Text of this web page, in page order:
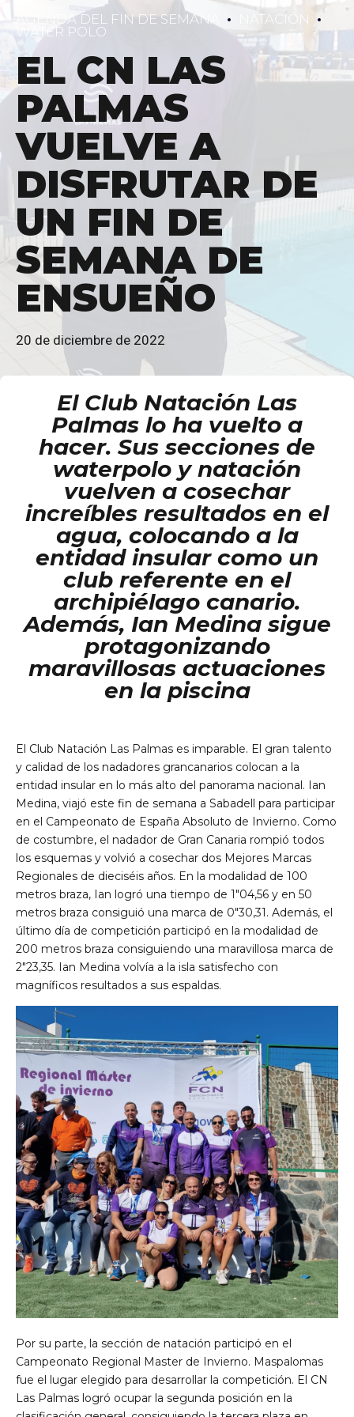
AGENDA DEL FIN DE SEMANA
NATACIÓN
WATER POLO
EL CN LAS
PALMAS
VUELVE A
DISFRUTAR DE
UN FIN DE
SEMANA DE
ENSUEÑO
20 de diciembre de 2022
El Club Natación Las
Palmas lo ha vuelto a
hacer. Sus secciones de
waterpolo y natación
vuelven a cosechar
increíbles resultados en el
agua, colocando a la
entidad insular como un
club referente en el
archipiélago canario.
Además, Ian Medina sigue
protagonizando
maravillosas actuaciones
en la piscina
El Club Natación Las Palmas es imparable. El gran talento
y calidad de los nadadores grancanarios colocan a la
entidad insular en lo más alto del panorama nacional. Ian
Medina, viajó este fin de semana a Sabadell para participar
en el Campeonato de España Absoluto de Invierno. Como
de costumbre, el nadador de Gran Canaria rompió todos
los esquemas y volvió a cosechar dos Mejores Marcas
Regionales de dieciséis años. En la modalidad de 100
metros braza, Ian logró una tiempo de 1″04,56 y en 50
metros braza consiguió una marca de 0″30,31. Además, el
último día de competición participó en la modalidad de
200 metros braza consiguiendo una maravillosa marca de
2″23,35. Ian Medina volvía a la isla satisfecho con
magníficos resultados a sus espaldas.
Por su parte, la sección de natación participó en el
Campeonato Regional Master de Invierno. Maspalomas
fue el lugar elegido para desarrollar la competición. El CN
Las Palmas logró ocupar la segunda posición en la